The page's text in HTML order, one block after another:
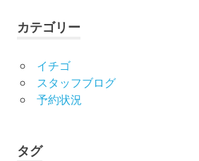
カテゴリー
イチゴ
スタッフブログ
予約状況
タグ